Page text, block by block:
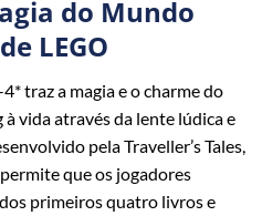
do Mundo
LEGO
traz a magia e o charme do
vida através da lente lúdica e
pela Traveller’s Tales,
que os jogadores
primeiros quatro livros e